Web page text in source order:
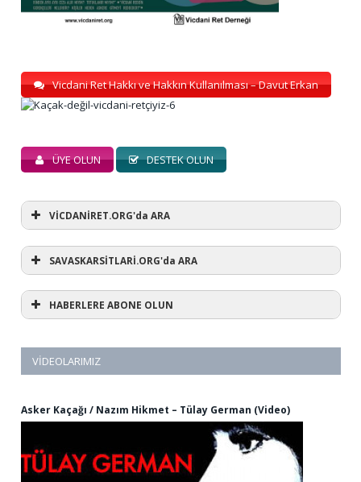
Vicdani Ret Hakkı ve Hakkın Kullanılması – Davut Erkan
ÜYE OLUN DESTEK OLUN
VİCDANİRET.ORG'da ARA
SAVASKARSİTLARİ.ORG'da ARA
HABERLERE ABONE OLUN
VIDEOLARIMIZ
Asker Kaçağı / Nazım Hikmet – Tülay German (Video)